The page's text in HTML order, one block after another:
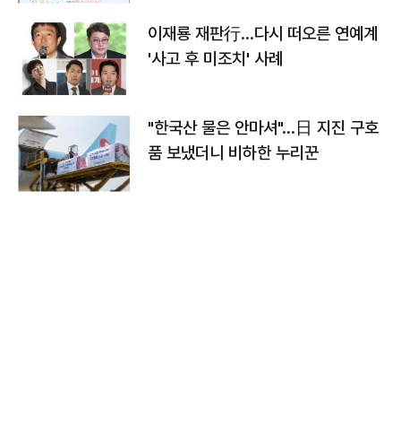
이재룡 재판行…다시 떠오른 연예계
'사고 후 미조치' 사례
"한국산 물은 안마셔"…日 지진 구호
품 보냈더니 비하한 누리꾼